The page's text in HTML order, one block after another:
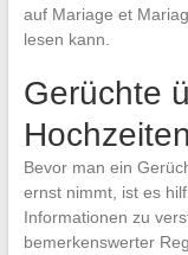
auf Mariage et
lesen kann.
Gerüchte
Bevor man ein
ernst nimmt, ist es
Informationen zu
bemerkenswerter